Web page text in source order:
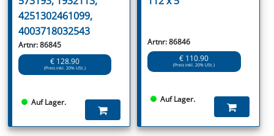
4251302461099,
4003718032543
Artnr: 86845
€ 128.90
(Preis inkl. 20% USt.)
Auf Lager.
Artnr: 86846
€ 110.90
(Preis inkl. 20% USt.)
Auf Lager.